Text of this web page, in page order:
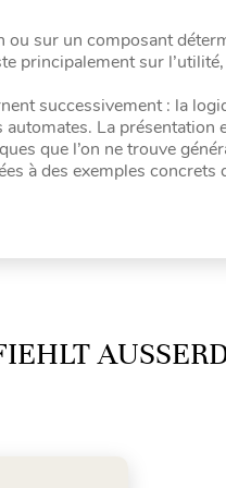
ou sur un composant
principalement sur
successivement : la
La présentation
que l’on ne trouve
à des exemples